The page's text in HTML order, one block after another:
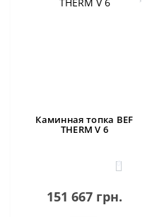
Каминная топка BEF
THERM V 6
0
151 667 грн.